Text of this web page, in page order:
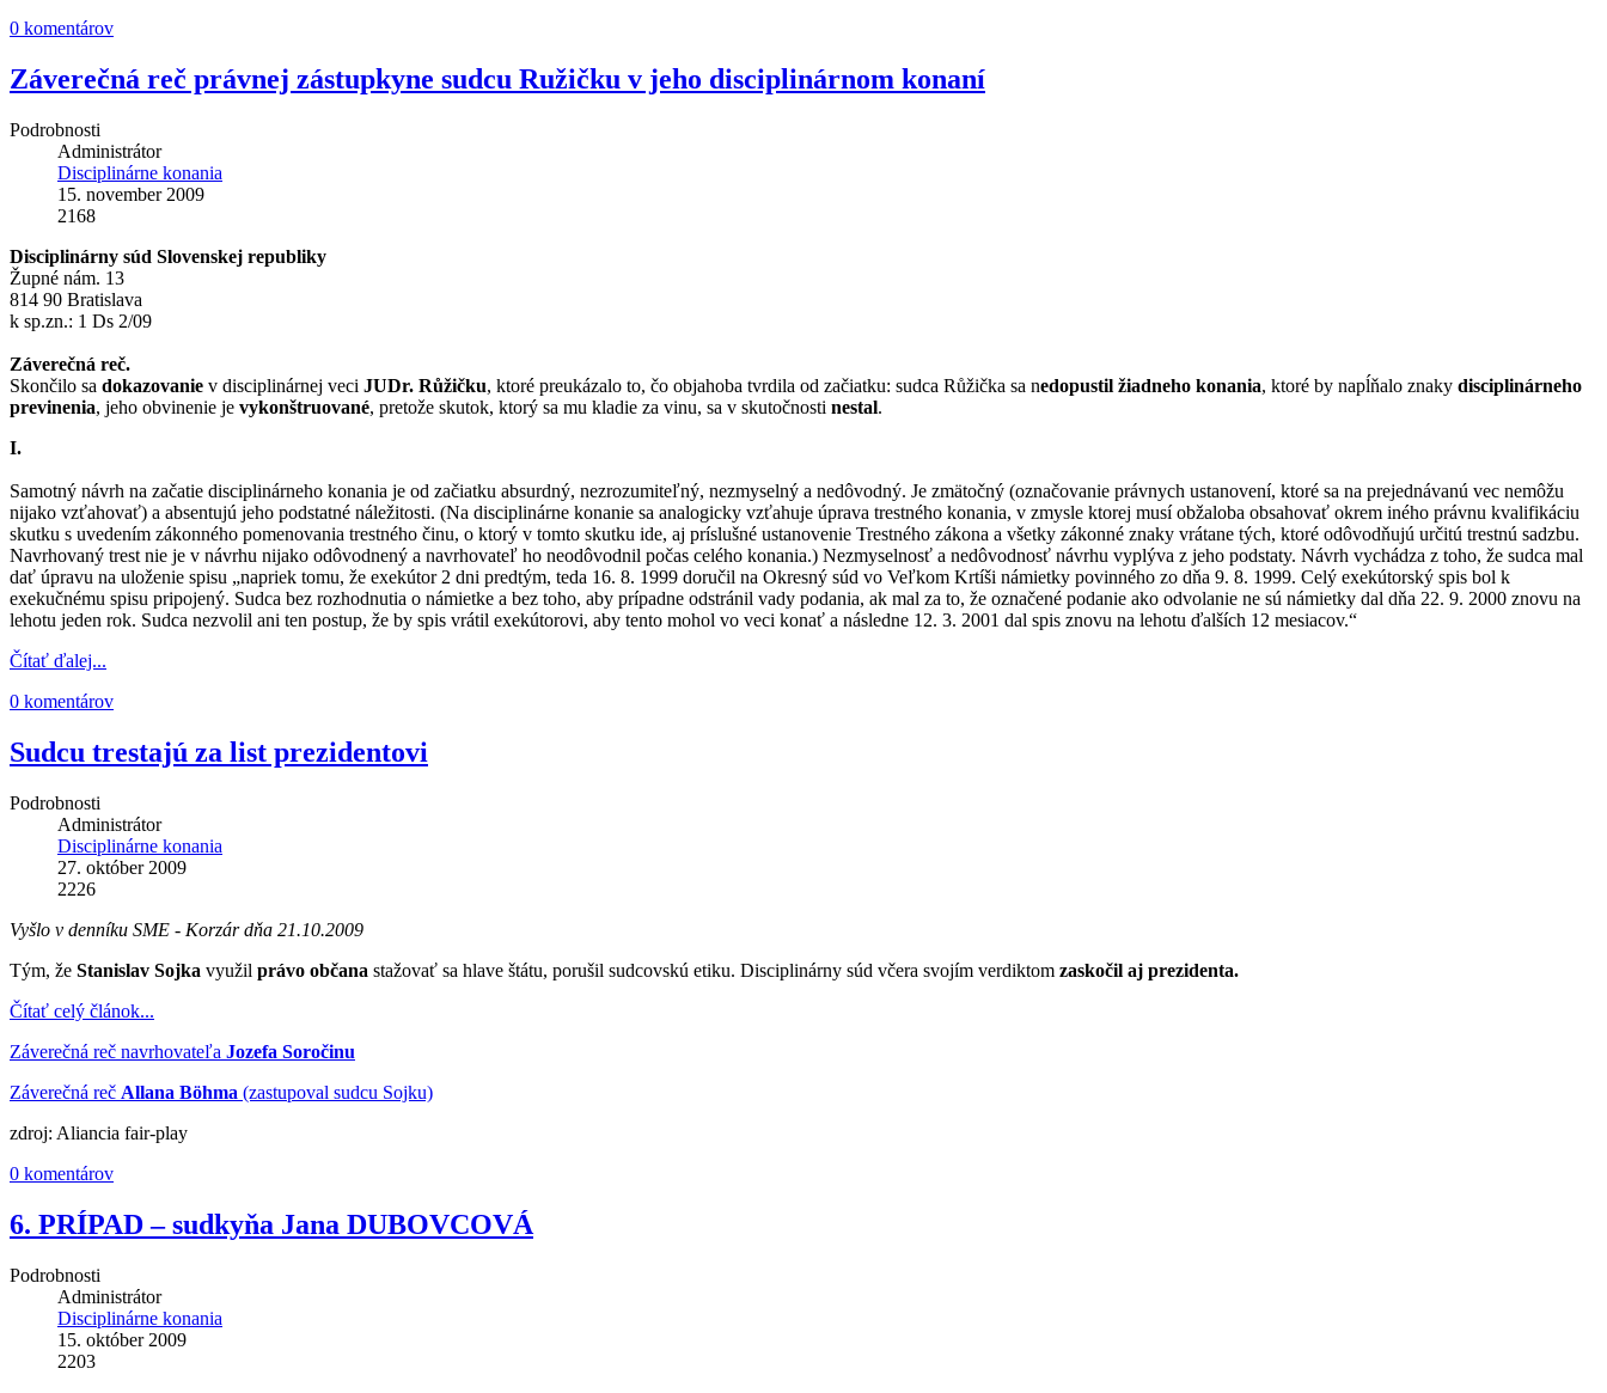
0 komentárov
Záverečná reč právnej zástupkyne sudcu Ružičku v jeho disciplinárnom konaní
Podrobnosti
Administrátor
Disciplinárne konania
15. november 2009
2168
Disciplinárny súd Slovenskej republiky
Župné nám. 13
814 90 Bratislava
k sp.zn.: 1 Ds 2/09
Záverečná reč.
Skončilo sa dokazovanie v disciplinárnej veci JUDr. Růžičku, ktoré preukázalo to, čo objahoba tvrdila od začiatku: sudca Růžička sa nedopustil žiadneho konania, ktoré by napĺňalo znaky disciplinárneho
previnenia, jeho obvinenie je vykonštruované, pretože skutok, ktorý sa mu kladie za vinu, sa v skutočnosti nestal.
I.
Samotný návrh na začatie disciplinárneho konania je od začiatku absurdný, nezrozumiteľný, nezmyselný a nedôvodný. Je zmätočný (označovanie právnych ustanovení, ktoré sa na prejednávanú vec nemôžu
nijako vzťahovať) a absentujú jeho podstatné náležitosti. (Na disciplinárne konanie sa analogicky vzťahuje úprava trestného konania, v zmysle ktorej musí obžaloba obsahovať okrem iného právnu kvalifikáciu
skutku s uvedením zákonného pomenovania trestného činu, o ktorý v tomto skutku ide, aj príslušné ustanovenie Trestného zákona a všetky zákonné znaky vrátane tých, ktoré odôvodňujú určitú trestnú sadzbu.
Navrhovaný trest nie je v návrhu nijako odôvodnený a navrhovateľ ho neodôvodnil počas celého konania.) Nezmyselnosť a nedôvodnosť návrhu vyplýva z jeho podstaty. Návrh vychádza z toho, že sudca mal
dať úpravu na uloženie spisu „napriek tomu, že exekútor 2 dni predtým, teda 16. 8. 1999 doručil na Okresný súd vo Veľkom Krtíši námietky povinného zo dňa 9. 8. 1999. Celý exekútorský spis bol k
exekučnému spisu pripojený. Sudca bez rozhodnutia o námietke a bez toho, aby prípadne odstránil vady podania, ak mal za to, že označené podanie ako odvolanie ne sú námietky dal dňa 22. 9. 2000 znovu na
lehotu jeden rok. Sudca nezvolil ani ten postup, že by spis vrátil exekútorovi, aby tento mohol vo veci konať a následne 12. 3. 2001 dal spis znovu na lehotu ďalších 12 mesiacov.“
Čítať ďalej...
0 komentárov
Sudcu trestajú za list prezidentovi
Podrobnosti
Administrátor
Disciplinárne konania
27. október 2009
2226
Vyšlo v denníku SME - Korzár dňa 21.10.2009
Tým, že Stanislav Sojka využil právo občana stažovať sa hlave štátu, porušil sudcovskú etiku. Disciplinárny súd včera svojím verdiktom zaskočil aj prezidenta.
Čítať celý článok...
Záverečná reč navrhovateľa Jozefa Soročinu
Záverečná reč Allana Böhma (zastupoval sudcu Sojku)
zdroj: Aliancia fair-play
0 komentárov
6. PRÍPAD – sudkyňa Jana DUBOVCOVÁ
Podrobnosti
Administrátor
Disciplinárne konania
15. október 2009
2203